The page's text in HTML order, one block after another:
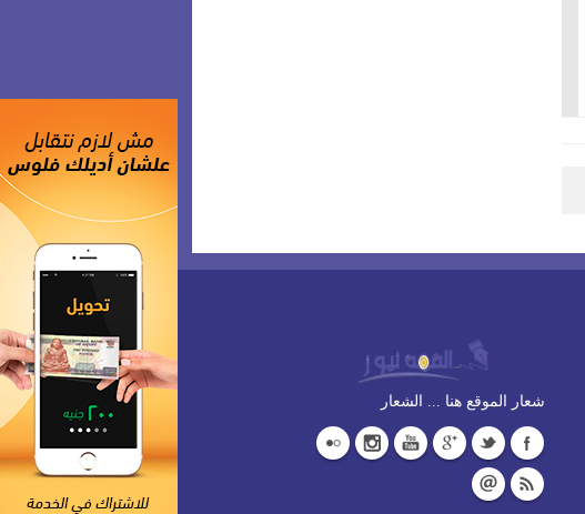
شعار الموقع هنا ... الشعار